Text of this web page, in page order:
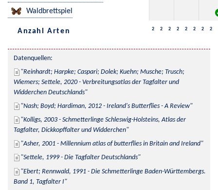
Waldbrettspiel
Anzahl Arten 2 2 2 2 2 2 2 2
Datenquellen:
Reinhardt; Harpke; Caspari; Dolek; Kuehn; Musche; Trusch;
Wiemers; Settele, 2020 - Verbreitungsatlas der Tagfalter und
Widderchen Deutschlands
Nash; Boyd; Hardiman, 2012 - Ireland's Butterflies - A Review
Kolligs, 2003 - Schmetterlinge Schleswig-Holsteins, Atlas der
Tagfalter, Dickkopffalter und Widderchen
Asher, 2001 - Millennium atlas of butterflies in Britain and Ireland
Settele, 1999 - Die Tagfalter Deutschlands
Ebert; Rennwald, 1991 - Die Schmetterlinge Baden-Württembergs.
Band 1, Tagfalter I